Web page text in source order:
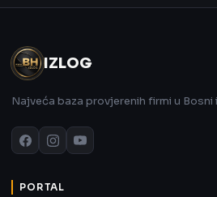
IZLOG
Najveća baza provjerenih firmi u Bosni
PORTAL